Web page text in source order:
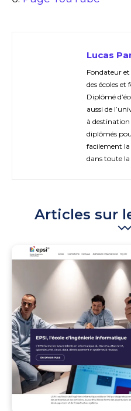
Lucas
Fondateur
des écoles
Diplômé
aussi de
à destination
diplômés
facilement
dans toute la
Articles sur